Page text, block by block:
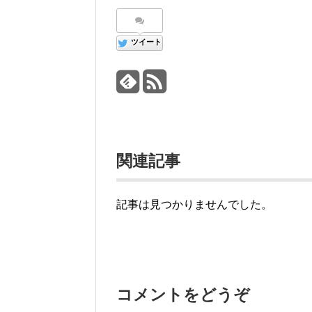
ツイート
関連記事
記事は見つかりませんでした。
コメントをどうぞ